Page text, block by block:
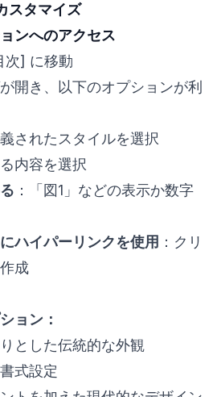
スタマイズ
ンへのアクセス
次] に移動
開き、以下のオプションが利
されたスタイルを選択
る内容を選択
：「図1」などの表示か数字
ハイパーリンクを使用 ：クリ
成
ョン：
とした伝統的な外観
式設定